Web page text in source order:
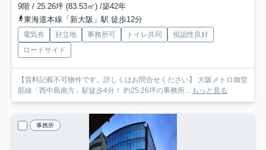
9階 / 25.26坪 (83.53㎡) /築42年
東海道本線「新大阪」駅 徒歩12分
電気有 好立地 事務所可 トイレ共同
視認性良好
ロードサイド
【賃料記載不可物件です。詳しくはお問合せください】 大阪メトロ御堂
筋線「西中島南方」駅徒歩4分！ 約25.26坪の事務所...
もっと見る
事務所